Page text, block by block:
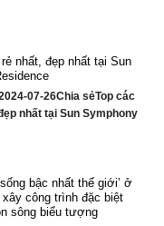
Biệt thự song lập mặt sông
tâm Đà Nẵng ngay khán đài
hoa DIFF
Quỹ căn VipTin Tức 2024-08-
Nhà phố bên sông Hàn, ngay
căn hộ cao cấp S3 gần ngay
Quỹ căn VipTin Tức 2024-08-